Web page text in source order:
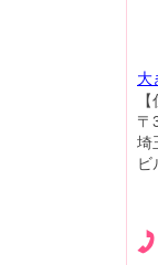
大
〒
埼
ビ